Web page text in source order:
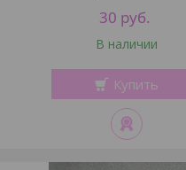
30 руб.
В наличии
Купить